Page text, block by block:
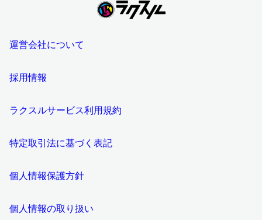
運営会社について
採用情報
ラクスルサービス利用規約
特定取引法に基づく表記
個人情報保護方針
個人情報の取り扱い